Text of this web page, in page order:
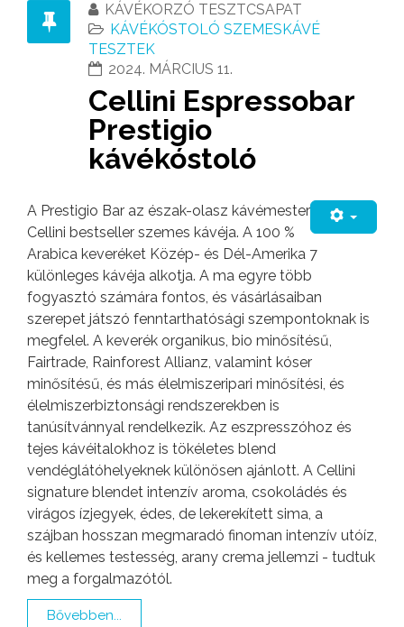
KÁVÉKORZÓ TESZTCSAPAT
KÁVÉKÓSTOLÓ SZEMESKÁVÉ
TESZTEK
2024. MÁRCIUS 11.
Cellini Espressobar
Prestigio
kávékóstoló
A Prestigio Bar az észak-olasz kávémester
Cellini bestseller szemes kávéja. A 100 %
Arabica keveréket Közép- és Dél-Amerika 7
különleges kávéja alkotja. A ma egyre több
fogyasztó számára fontos, és vásárlásaiban
szerepet játszó fenntarthatósági szempontoknak is
megfelel. A keverék organikus, bio minősítésű,
Fairtrade, Rainforest Allianz, valamint kóser
minősítésű, és más élelmiszeripari minősítési, és
élelmiszerbiztonsági rendszerekben is
tanúsítvánnyal rendelkezik. Az eszpresszóhoz és
tejes kávéitalokhoz is tökéletes blend
vendéglátóhelyeknek különösen ajánlott. A Cellini
signature blendet intenzív aroma, csokoládés és
virágos ízjegyek, édes, de lekerekített sima, a
szájban hosszan megmaradó finoman intenzív utóíz,
és kellemes testesség, arany crema jellemzi - tudtuk
meg a forgalmazótól.
Bővebben...